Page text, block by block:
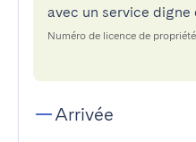
avec un service digne
Numéro de licence de
Arrivée